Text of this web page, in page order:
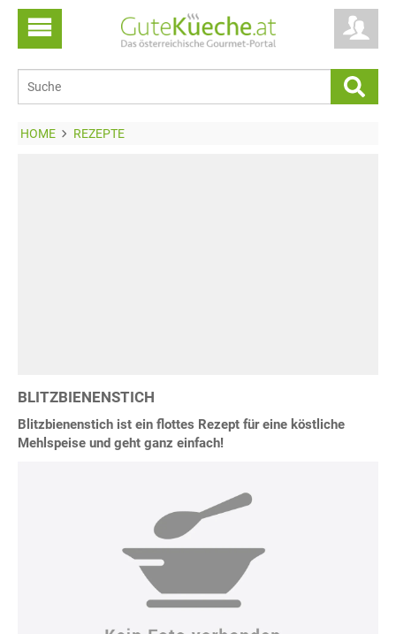
HOME REZEPTE
BLITZBIENENSTICH
Blitzbienenstich ist ein flottes Rezept für eine köstliche
Mehlspeise und geht ganz einfach!